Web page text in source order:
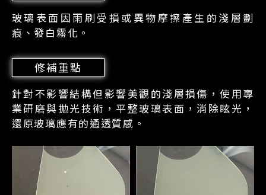
玻璃表面因雨刷受損或異物摩擦產生的淺層劃
痕、發白霧化。
修補重點
針對不影響結構但影響美觀的淺層損傷，使用專
業研磨與拋光技術，平整玻璃表面，消除眩光，
還原玻璃應有的通透質感。